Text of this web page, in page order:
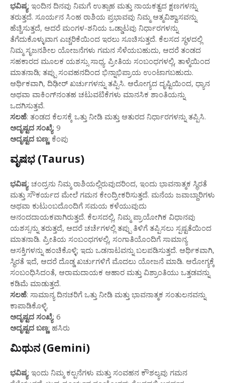
ಭವಿಷ್ಯ: ಇಂದಿನ ದಿನವು ನಿಮಗೆ ಉತ್ಸಾಹ ಮತ್ತು ನಾಯಕತ್ವದ ಕ್ಷಣಗಳನ್ನು
ತರುತ್ತದೆ. ಸೂರ್ಯನ ಸಿಂಹ ರಾಶಿಯ ಪ್ರಭಾವವು ನಿಮ್ಮ ಆತ್ಮವಿಶ್ವಾಸವನ್ನು
ಹೆಚ್ಚಿಸುತ್ತದೆ, ಆದರೆ ಮಂಗಳ-ಶನಿಯ ಒಡ್ಡಾಟವು ನಿರ್ಧಾರಗಳನ್ನು
ತೆಗೆದುಕೊಳ್ಳುವಾಗ ಎಚ್ಚರಿಕೆಯಿಂದ ಇರಲು ಸೂಚಿಸುತ್ತದೆ. ಕೆಲಸದ ಸ್ಥಳದಲ್ಲಿ
ನಿಮ್ಮ ಸೃಜನಶೀಲ ಯೋಜನೆಗಳು ಗಮನ ಸೆಳೆಯಬಹುದು, ಆದರೆ ತಂಡದ
ಸಹಕಾರದ ಮೂಲಕ ಯಶಸ್ಸು ಸಾಧ್ಯ. ಪ್ರೀತಿಯ ಸಂಬಂಧಗಳಲ್ಲಿ, ತಾಳ್ಮೆಯಿಂದ
ಮಾತನಾಡಿ; ತಪ್ಪು ಸಂವಹನದಿಂದ ಭಿನ್ನಾಭಿಪ್ರಾಯ ಉಂಟಾಗಬಹುದು.
ಆರ್ಥಿಕವಾಗಿ, ದಿಢೀರ್ ಖರ್ಚುಗಳನ್ನು ತಪ್ಪಿಸಿ. ಆರೋಗ್ಯದ ದೃಷ್ಟಿಯಿಂದ, ಧ್ಯಾನ
ಅಥವಾ ವಾಕಿಂಗ್‌ನಂತಹ ಚಟುವಟಿಕೆಗಳು ಮಾನಸಿಕ ಶಾಂತಿಯನ್ನು
ಒದಗಿಸುತ್ತವೆ.
ಸಲಹೆ: ತಂಡದ ಕೆಲಸಕ್ಕೆ ಒತ್ತು ನೀಡಿ ಮತ್ತು ಆತುರದ ನಿರ್ಧಾರಗಳನ್ನು ತಪ್ಪಿಸಿ.
ಅದೃಷ್ಟದ ಸಂಖ್ಯೆ: 9
ಅದೃಷ್ಟದ ಬಣ್ಣ: ಕೆಂಪು
ವೃಷಭ (Taurus)
ಭವಿಷ್ಯ: ಚಂದ್ರನು ನಿಮ್ಮ ರಾಶಿಯಲ್ಲಿರುವುದರಿಂದ, ಇಂದು ಭಾವನಾತ್ಮಕ ಸ್ಥಿರತೆ
ಮತ್ತು ಸೌಕರ್ಯದ ಮೇಲೆ ಗಮನ ಕೇಂದ್ರೀಕರಿಸುತ್ತದೆ. ಮನೆಯ ಜವಾಬ್ದಾರಿಗಳು
ಅಥವಾ ಕುಟುಂಬದೊಂದಿಗೆ ಸಮಯ ಕಳೆಯುವುದು
ಆನಂದದಾಯಕವಾಗಿರುತ್ತದೆ. ಕೆಲಸದಲ್ಲಿ, ನಿಮ್ಮ ಪ್ರಾಯೋಗಿಕ ವಿಧಾನವು
ಯಶಸ್ಸನ್ನು ತರುತ್ತದೆ, ಆದರೆ ಚರ್ಚೆಗಳಲ್ಲಿ ತಪ್ಪು ತಿಳಿಗೆ ತಪ್ಪಿಸಲು ಸ್ಪಷ್ಟತೆಯಿಂದ
ಮಾತನಾಡಿ. ಪ್ರೀತಿಯ ಸಂಬಂಧಗಳಲ್ಲಿ, ಸಂಗಾತಿಯೊಂದಿಗೆ ಸಾಮಾನ್ಯ
ಆಸಕ್ತಿಗಳನ್ನು ಹಂಚಿಕೊಳ್ಳಿ; ಇದು ಒಡನಾಟವನ್ನು ಬಲಪಡಿಸುತ್ತದೆ. ಆರ್ಥಿಕವಾಗಿ,
ಸ್ಥಿರತೆ ಇದೆ, ಆದರೆ ದೊಡ್ಡ ಖರ್ಚುಗಳಿಗೆ ಮೊದಲು ಯೋಜನೆ ಮಾಡಿ. ಆರೋಗ್ಯಕ್ಕೆ
ಸಂಬಂಧಿಸಿದಂತೆ, ಆರಾಮದಾಯಕ ಆಹಾರ ಮತ್ತು ವಿಶ್ರಾಂತಿಯು ಒತ್ತಡವನ್ನು
ಕಡಿಮೆ ಮಾಡುತ್ತದೆ.
ಸಲಹೆ: ಸಾಮಾನ್ಯ ದಿನಚರಿಗೆ ಒತ್ತು ನೀಡಿ ಮತ್ತು ಭಾವನಾತ್ಮಕ ಸಂತುಲನವನ್ನು
ಕಾಪಾಡಿಕೊಳ್ಳಿ.
ಅದೃಷ್ಟದ ಸಂಖ್ಯೆ: 6
ಅದೃಷ್ಟದ ಬಣ್ಣ: ಹಸಿರು
ಮಿಥುನ (Gemini)
ಭವಿಷ್ಯ: ಇಂದು ನಿಮ್ಮ ಕಲ್ಪನೆಗಳು ಮತ್ತು ಸಂವಹನ ಕೌಶಲ್ಯವು ಗಮನ